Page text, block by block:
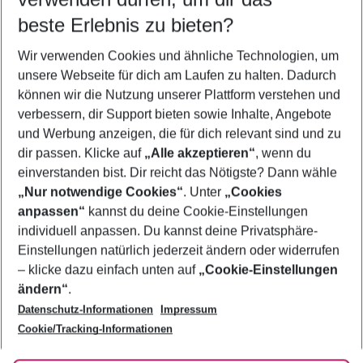
5-8 Nächte
2 Erwachsene Keine Kinder
Mehr Filter anzeigen
Footer
Footer navigation
Über uns
AGB
Bestpreisgarantie
Cookie-Einstellungen ändern
Cookie-Richtlinie
Agenturbetreuung
Barrierefreies Reisen
Folge uns
beste Erlebnis zu bieten?
Wir verwenden Cookies und ähnliche Technologien, um
unsere Webseite für dich am Laufen zu halten. Dadurch
können wir die Nutzung unserer Plattform verstehen und
verbessern, dir Support bieten sowie Inhalte, Angebote
und Werbung anzeigen, die für dich relevant sind und zu
dir passen. Klicke auf „Alle akzeptieren“, wenn du
einverstanden bist. Dir reicht das Nötigste? Dann wähle
„Nur notwendige Cookies“. Unter „Cookies
anpassen“ kannst du deine Cookie-Einstellungen
individuell anpassen. Du kannst deine Privatsphäre-
Einstellungen natürlich jederzeit ändern oder widerrufen
– klicke dazu einfach unten auf „Cookie-Einstellungen
ändern“.
Datenschutz-Informationen
Impressum
Cookie/Tracking-Informationen